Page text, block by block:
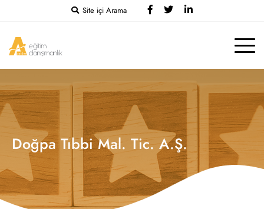
Site içi Arama
Doğpa Tıbbi Mal. Tic. A.Ş.